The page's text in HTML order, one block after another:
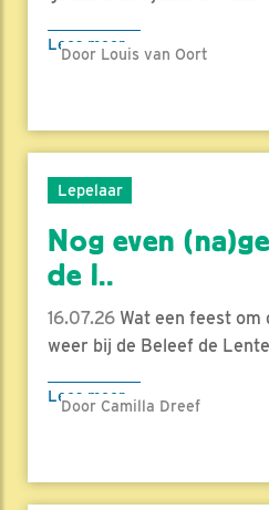
Lees meer
Door Louis van Oort
Lepelaar
Nog even
de l..
16.07.26 Wat een feest
weer bij de Beleef de
Lees meer
Door Camilla Dreef